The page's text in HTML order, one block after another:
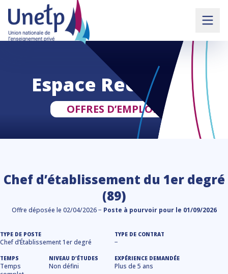
Espace Recruteur
OFFRES D’EMPLOIS
Chef d’établissement du 1er degré
(89)
Offre déposée le 02/04/2026 − Poste à pourvoir pour le 01/09/2026
TYPE DE POSTE
Chef d’Établissement 1er degré
TYPE DE CONTRAT
−
TEMPS
Temps
NIVEAU D’ÉTUDES
Non défini
EXPÉRIENCE DEMANDÉE
Plus de 5 ans